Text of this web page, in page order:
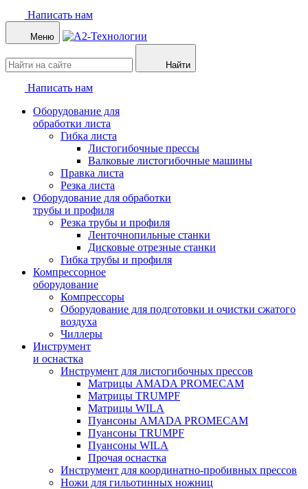
Написать нам
Меню
Найти
Написать нам
Оборудование для
обработки листа
Гибка листа
Листогибочные прессы
Валковые листогибочные машины
Правка листа
Резка листа
Оборудование для обработки
трубы и профиля
Резка трубы и профиля
Ленточнопильные станки
Дисковые отрезные станки
Гибка трубы и профиля
Компрессорное
оборудование
Компрессоры
Оборудование для подготовки и очистки сжатого
воздуха
Чиллеры
Инструмент
и оснастка
Инструмент для листогибочных прессов
Матрицы AMADA PROMECAM
Матрицы TRUMPF
Матрицы WILA
Пуансоны AMADA PROMECAM
Пуансоны TRUMPF
Пуансоны WILA
Прочая оснастка
Инструмент для координатно-пробивных прессов
Ножи для гильотинных ножниц